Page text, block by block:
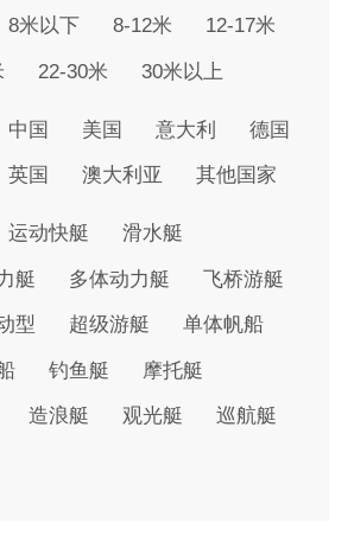
8米以下 8-12米 12-17米
22-30米 30米以上
中国 美国 意大利 德国
英国 澳大利亚 其他国家
运动快艇 滑水艇
艇 多体动力艇 飞桥游艇
型 超级游艇 单体帆船
钓鱼艇 摩托艇
造浪艇 观光艇 巡航艇